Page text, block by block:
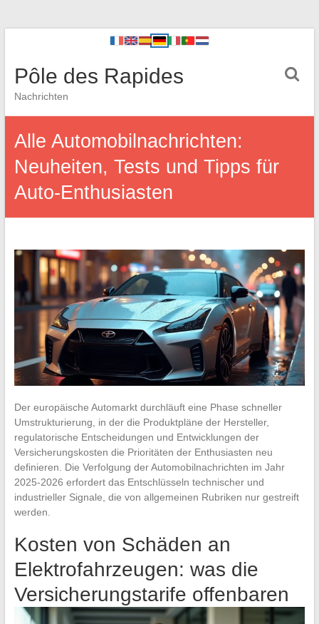
Pôle des Rapides
Nachrichten
Alle Automobilnachrichten:
Neuheiten, Tests und Tipps für
Auto-Enthusiasten
Der europäische Automarkt durchläuft eine Phase schneller
Umstrukturierung, in der die Produktpläne der Hersteller,
regulatorische Entscheidungen und Entwicklungen der
Versicherungskosten die Prioritäten der Enthusiasten neu
definieren. Die Verfolgung der Automobilnachrichten im Jahr
2025-2026 erfordert das Entschlüsseln technischer und
industrieller Signale, die von allgemeinen Rubriken nur gestreift
werden.
Kosten von Schäden an
Elektrofahrzeugen: was die
Versicherungstarife offenbaren